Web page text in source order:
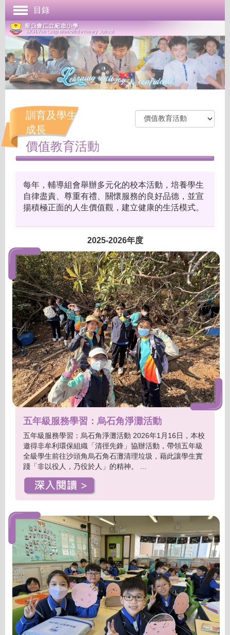
首頁
學校簡介
管理與組織
課程發展
成長支援
學生表現
校園生活
聯絡本校
目錄
訓育及學生
成長
價值教育活動
每年，輔導組會舉辦多元化的校本活動，培養學生
自律盡責、尊重有禮、關懷服務的良好品德，並宣
揚積極正面的人生價值觀，建立健康的生活模式。
2025-2026年度
五年級服務學習：烏石角淨灘活動
五年級服務學習：烏石角淨灘活動 2026年1月16日，本校
邀得非牟利環保組織「清徑先鋒」協辦活動，帶領五年級
全級學生前往沙頭角烏石角石灘清理垃圾，藉此讓學生實
踐「非以役人，乃役於人」的精神。 ...